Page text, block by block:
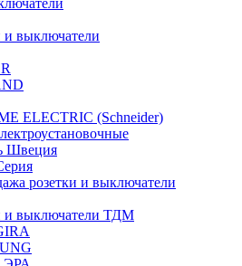
и выключатели
ELECTRIC (Schneider)
Швеция
розетки и выключатели
и выключатели ТДМ